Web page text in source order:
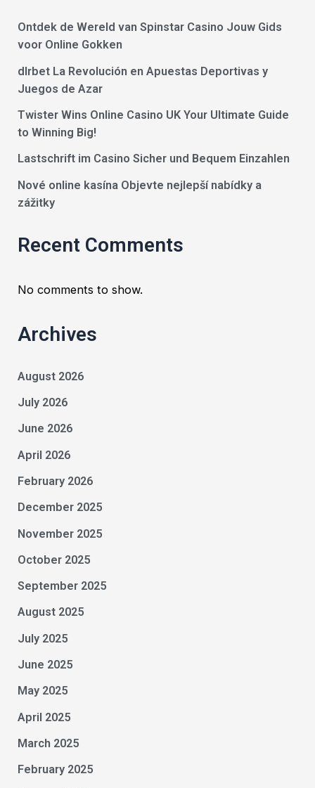
Ontdek de Wereld van Spinstar Casino Jouw Gids
voor Online Gokken
dlrbet La Revolución en Apuestas Deportivas y
Juegos de Azar
Twister Wins Online Casino UK Your Ultimate Guide
to Winning Big!
Lastschrift im Casino Sicher und Bequem Einzahlen
Nové online kasína Objevte nejlepší nabídky a
zážitky
Recent Comments
No comments to show.
Archives
August 2026
July 2026
June 2026
April 2026
February 2026
December 2025
November 2025
October 2025
September 2025
August 2025
July 2025
June 2025
May 2025
April 2025
March 2025
February 2025